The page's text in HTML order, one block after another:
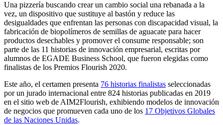
Una pizzería buscando crear un cambio social una rebanada a la
vez, un dispositivo que sustituye al bastón y reduce las
desigualdades que enfrentan las personas con discapacidad visual, la
fabricación de biopolímeros de semillas de aguacate para hacer
productos desechables y promover el consume responsable; son
parte de las 11 historias de innovación empresarial, escritas por
alumnos de EGADE Business School, que fueron elegidas como
finalistas de los Premios Flourish 2020.
Este año, el certamen presenta 76 historias finalistas seleccionadas
por un jurado internacional entre 824 historias publicadas en 2019
en el sitio web de AIM2Flourish, exhibiendo modelos de innovación
de negocios que promueven cada uno de los 17 Objetivos Globales
de las Naciones Unidas.